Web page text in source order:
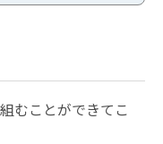
むことができてこ